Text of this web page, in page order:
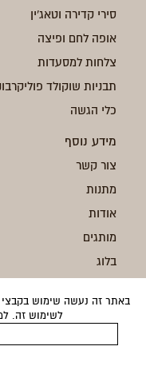
לשימוש זה.
סירי קדירה וטאג'ין
אופה לחם ופיצה
צלחות למסעדות
תבניות שוקולד
כלי הגשה
מידע נוסף
צור קשר
מתנות
אודות
מותגים
בלוג